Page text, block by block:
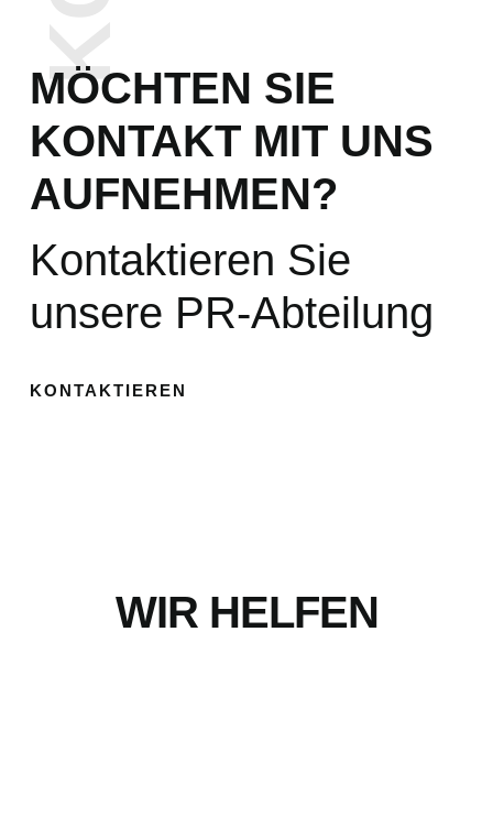
MÖCHTEN SIE
KONTAKT MIT UNS
AUFNEHMEN?
Kontaktieren Sie
unsere PR-Abteilung
KONTAKTIEREN
WIR HELFEN